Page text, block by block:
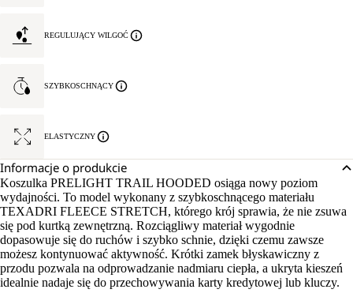
REGULUJĄCY WILGOĆ
SZYBKOSCHNĄCY
ELASTYCZNY
Informacje o produkcie
Koszulka PRELIGHT TRAIL HOODED osiąga nowy poziom
wydajności. To model wykonany z szybkoschnącego materiału
TEXADRI FLEECE STRETCH, którego krój sprawia, że nie zsuwa
się pod kurtką zewnętrzną. Rozciągliwy materiał wygodnie
dopasowuje się do ruchów i szybko schnie, dzięki czemu zawsze
możesz kontynuować aktywność. Krótki zamek błyskawiczny z
przodu pozwala na odprowadzanie nadmiaru ciepła, a ukryta kieszeń
idealnie nadaje się do przechowywania karty kredytowej lub kluczy.